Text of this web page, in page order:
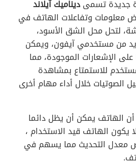
جديدة تسمىديناميك آيلاند
معلومات وتفاعلات الهاتف في
لتحل محل الشق الأسود،
من مستخدمي آيفون، ويمكن
الإشعارات الموجودة، مما
للاستمتاع بمشاهدة
الصوتيات خلال أداء مهام أخرى
أن الهاتف يمكن أن يظل دائما
يكون الهاتف قيد الاستخدام ،
معدل التحديث مما يسهم في